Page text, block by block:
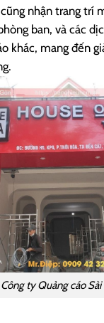
nhận trang trí
ban, và các
khác, mang đến
Công ty Quảng cáo Sài